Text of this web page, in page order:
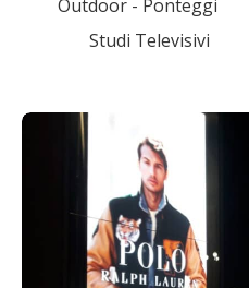
Outdoor - Ponteggi
Studi Televisivi